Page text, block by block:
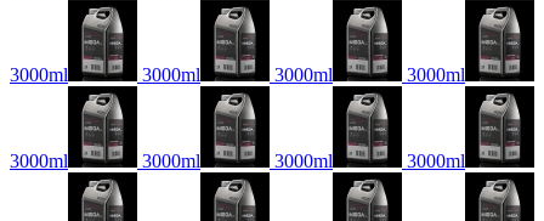
3000ml 3000ml 3000ml 3000ml
3000ml 3000ml 3000ml 3000ml